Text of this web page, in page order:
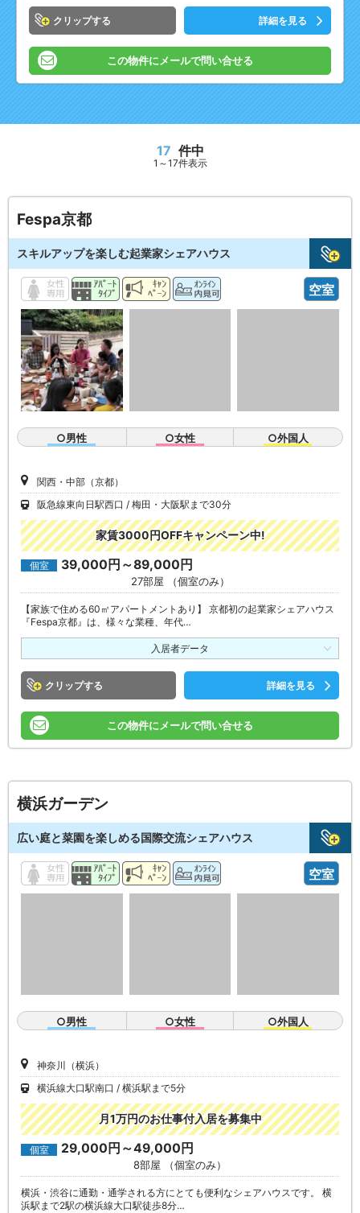
クリップ 詳細を見る
この物件にメールで問い合せる
17 件中
1～17件表示
Fespa京都
スキルアップを楽しむ起業家シェアハウス
空室
○男性 ○女性 ○外国人
関西・中部（京都）
阪急線東向日駅西口
梅田・大阪駅まで30分
家賃3000円OFFキャンペーン中!
個室 39,000円～89,000円
27部屋 （個室のみ）
【家族で住める60㎡アパートメントあり】 京都初の起業家シェアハウス
『Fespa京都』は、様々な業種、年代…
入居者データ
クリップ 詳細を見る
この物件にメールで問い合せる
横浜ガーデン
広い庭と菜園を楽しめる国際交流シェアハウス
空室
○男性 ○女性 ○外国人
神奈川（横浜）
横浜線大口駅南口
横浜駅まで5分
月1万円のお仕事付入居を募集中
個室 29,000円～49,000円
8部屋 （個室のみ）
横浜・渋谷に通勤・通学される方にとても便利なシェアハウスです。 横
浜駅まで2駅の横浜線大口駅徒歩8分…